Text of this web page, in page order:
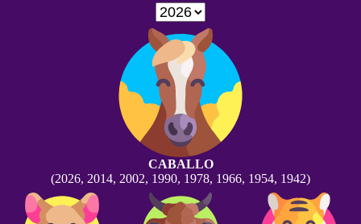
CABALLO
(2026, 2014, 2002, 1990, 1978, 1966, 1954, 1942)